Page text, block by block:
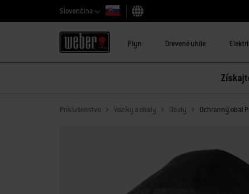
Slovenčina
Vybrať krajinu
Plyn Drevené uhlie
Príslušenstvo Vozíky a obaly Obaly Ochranný obal